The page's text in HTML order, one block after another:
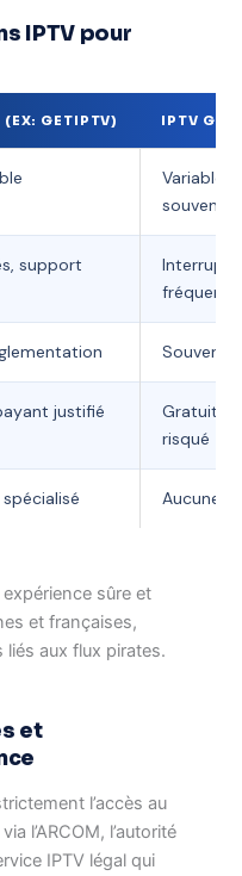
IPTV pour
GETIPTV) IPTV
Variable,
souvent
support
fréquente
Souvent
justifié
Gratuit
risqué
Aucune
sûre et
et françaises,
aux flux pirates.
et
l’accès au
l’ARCOM, l’autorité
IPTV légal qui